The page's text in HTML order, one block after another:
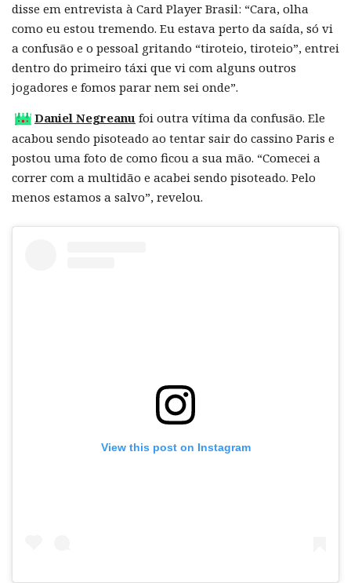
disse em entrevista à Card Player Brasil: “Cara, olha
como eu estou tremendo. Eu estava perto da saída, só vi
a confusão e o pessoal gritando “tiroteio, tiroteio”, entrei
dentro do primeiro táxi que vi com alguns outros
jogadores e fomos parar nem sei onde”.
Daniel Negreanu foi outra vítima da confusão. Ele
acabou sendo pisoteado ao tentar sair do cassino Paris e
postou uma foto de como ficou a sua mão. “Comecei a
correr com a multidão e acabei sendo pisoteado. Pelo
menos estamos a salvo”, revelou.
View this post on Instagram